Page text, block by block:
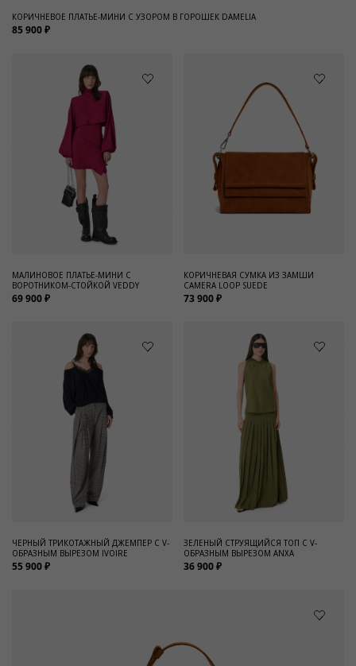
КОРИЧНЕВОЕ ПЛАТЬЕ-МИНИ С УЗОРОМ В ГОРОШЕК DAMELIA
85 900 ₽
МАЛИНОВОЕ ПЛАТЬЕ-МИНИ С
ВОРОТНИКОМ-СТОЙКОЙ VEDDY
69 900 ₽
КОРИЧНЕВАЯ СУМКА ИЗ ЗАМШИ
CAMERA LOOP SUEDE
73 900 ₽
ЧЕРНЫЙ ТРИКОТАЖНЫЙ ДЖЕМПЕР С V-
ОБРАЗНЫМ ВЫРЕЗОМ IVOIRE
55 900 ₽
ЗЕЛЕНЫЙ СТРУЯЩИЙСЯ ТОП С V-
ОБРАЗНЫМ ВЫРЕЗОМ ANXA
36 900 ₽